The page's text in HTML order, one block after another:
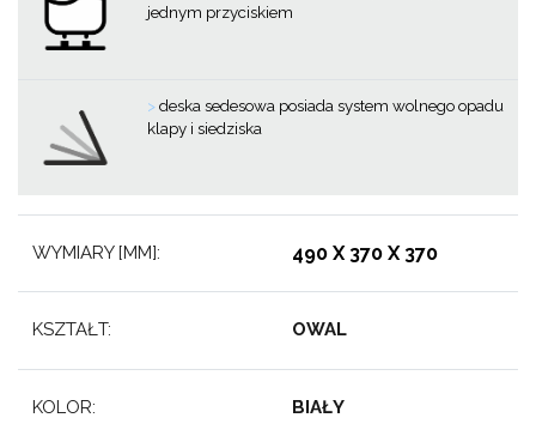
jednym przyciskiem
>deska sedesowa posiada system wolnego opadu
klapy i siedziska
WYMIARY [MM]: 490 X 370 X370
KSZTAŁT: OWAL
KOLOR: BIAŁY